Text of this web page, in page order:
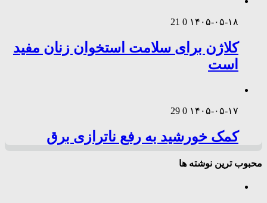
۱۴۰۵-۰۵-۱۸ 0
21
کلاژن برای سلامت استخوان زنان مفید
است
۱۴۰۵-۰۵-۱۷ 0
29
کمک خورشید به رفع ناترازی برق
محبوب ترین نوشته ها